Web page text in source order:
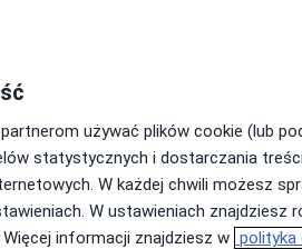
Jutro
9 Sie
Pon,
10 Sie
Wt,
11 Sie
używać plików cookie (lub
statystycznych i dostarczania
W każdej chwili możesz
W ustawieniach znajdziesz
informacji znajdziesz w polityka